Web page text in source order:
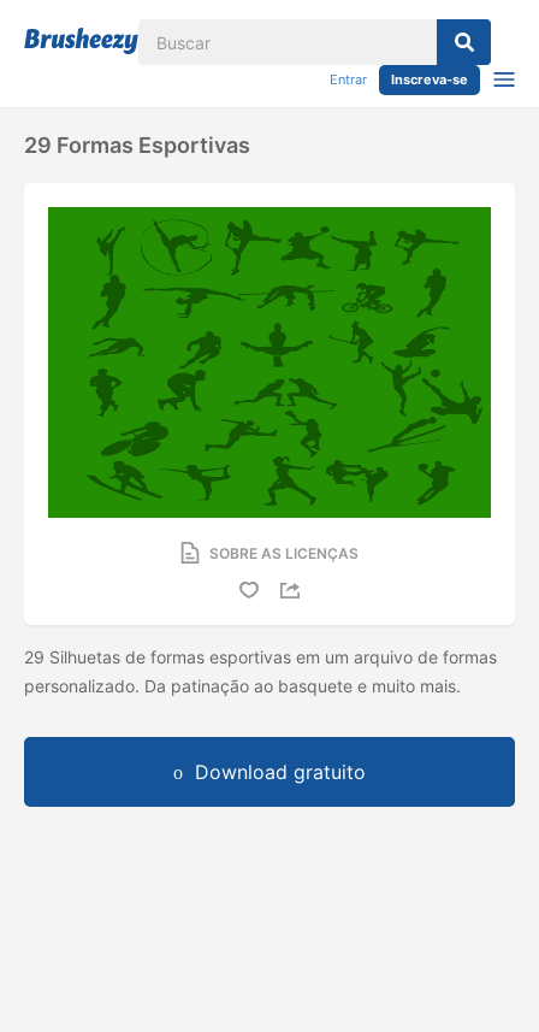
Entrar Inscreva-se
29 Formas Esportivas
SOBRE AS LICENÇAS
29 Silhuetas de formas esportivas em um arquivo de formas
personalizado. Da patinação ao basquete e muito mais.
Download gratuito